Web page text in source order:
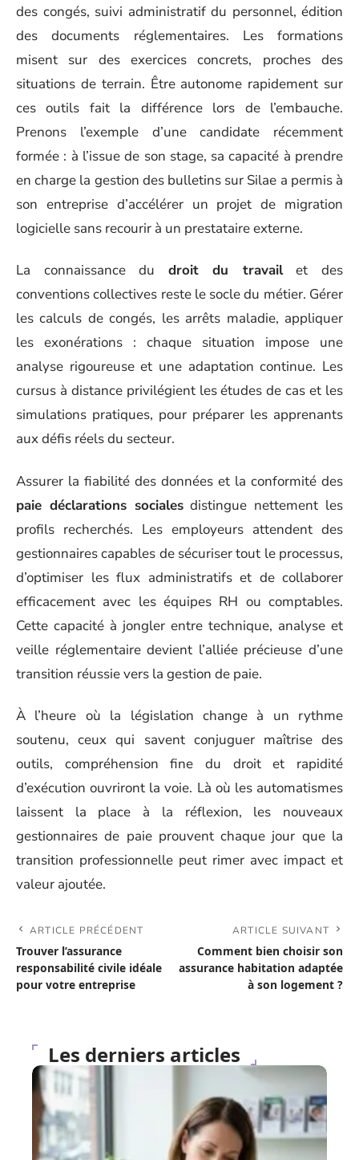
des congés, suivi administratif du personnel, édition
des documents réglementaires. Les formations
misent sur des exercices concrets, proches des
situations de terrain. Être autonome rapidement sur
ces outils fait la différence lors de l’embauche.
Prenons l’exemple d’une candidate récemment
formée : à l’issue de son stage, sa capacité à prendre
en charge la gestion des bulletins sur Silae a permis à
son entreprise d’accélérer un projet de migration
logicielle sans recourir à un prestataire externe.
La connaissance du droit du travailet des
conventions collectives reste le socle du métier. Gérer
les calculs de congés, les arrêts maladie, appliquer
les exonérations : chaque situation impose une
analyse rigoureuse et une adaptation continue. Les
cursus à distance privilégient les études de cas et les
simulations pratiques, pour préparer les apprenants
aux défis réels du secteur.
Assurer la fiabilité des données et la conformité des
paie déclarations socialesdistingue nettement les
profils recherchés. Les employeurs attendent des
gestionnaires capables de sécuriser tout le processus,
d’optimiser les flux administratifs et de collaborer
efficacement avec les équipes RH ou comptables.
Cette capacité à jongler entre technique, analyse et
veille réglementaire devient l’alliée précieuse d’une
transition réussie vers la gestion de paie.
À l’heure où la législation change à un rythme
soutenu, ceux qui savent conjuguer maîtrise des
outils, compréhension fine du droit et rapidité
d’exécution ouvriront la voie. Là où les automatismes
laissent la place à la réflexion, les nouveaux
gestionnaires de paie prouvent chaque jour que la
transition professionnelle peut rimer avec impact et
valeur ajoutée.
ARTICLE PRÉCÉDENT
Trouver l’assurance
responsabilité civile idéale
pour votre entreprise
ARTICLE SUIVANT
Comment bien choisir son
assurance habitation adaptée
à son logement ?
Les derniers articles